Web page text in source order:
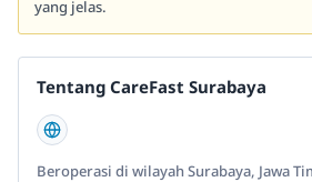
yang jelas.
Tentang CareFast Surabaya
Beroperasi di wilayah Surabaya, Jawa